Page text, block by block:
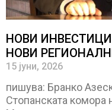
НОВИ
НОВИ
15 јуни, 2026
пишува: Бранко
Стопанската комора